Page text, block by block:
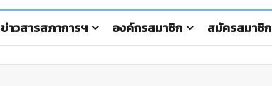
ข่าวสารสภาการฯ องค์กรสมาชิก สมัครสมาชิก